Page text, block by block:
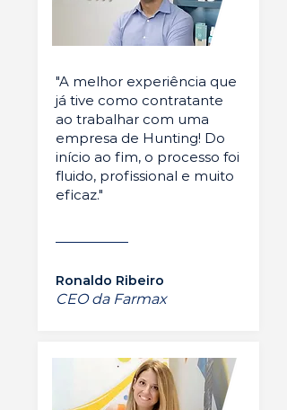
"A melhor experiência que
já tive como contratante
ao trabalhar com uma
empresa de Hunting! Do
início ao fim, o processo foi
fluido, profissional e muito
eficaz."
Ronaldo Ribeiro
CEO da Farmax